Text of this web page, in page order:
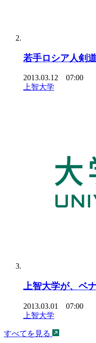
若手ロシア人剣
2013.03.12 07:00
上智大学
上智大学が、ベ
2013.03.01 07:00
上智大学
すべてを見る